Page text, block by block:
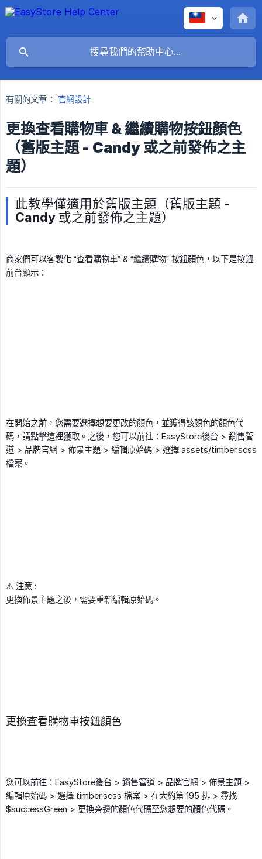
有關的文章： 官網設計
更換查看購物車 & 繼續購物按鈕顏色
（舊版主題 - Candy 或之前發佈之主
題）
此教學僅適用於舊版主題（舊版主題 -
Candy 或之前發佈之主題）
商家們可以客製化 “查看購物車” & “繼續購物” 按鈕顏色，以下是按鈕
前台顯示：
在開始之前，您需要選擇想要更改的顏色，並獲得該顏色的顏色代
碼，請點擊這裡獲取。之後，您可以前往：EasyStore後台 > 銷售管
道 > 品牌官網 > 佈景主題 > 編輯原始碼 > 選擇 assets/timber.scss
檔案。
⚠️ 注意 :
更換佈景主題之後，需要重新編輯原始碼。
更換查看購物車按鈕顏色
您可以前往：EasyStore後台 > 銷售管道 > 品牌官網 > 佈景主題 >
編輯原始碼 > 選擇 timber.scss 檔案 > 在大約第 195 排 > 尋找
$successGreen > 更換旁邊的顏色代碼至您想要的顏色代碼。